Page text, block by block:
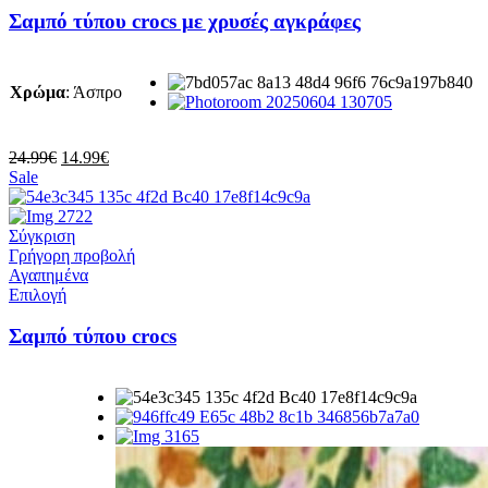
προϊόν
έχει
Οι
να
στη
σελίδα
του
προϊόντος
Σαμπό τύπου crocs με χρυσές αγκράφες
Χρώμα: Άσπρο
24.99€ Original
was:
24.99€.
14.99€Η
τιμή
Sale
Σύγκριση
Γρήγορη προβολή
Αγαπημένα
ΕπιλογήΑυτό
προϊόν
παραλλαγές.
επιλογές
μπορούν
Σαμπό τύπου crocs